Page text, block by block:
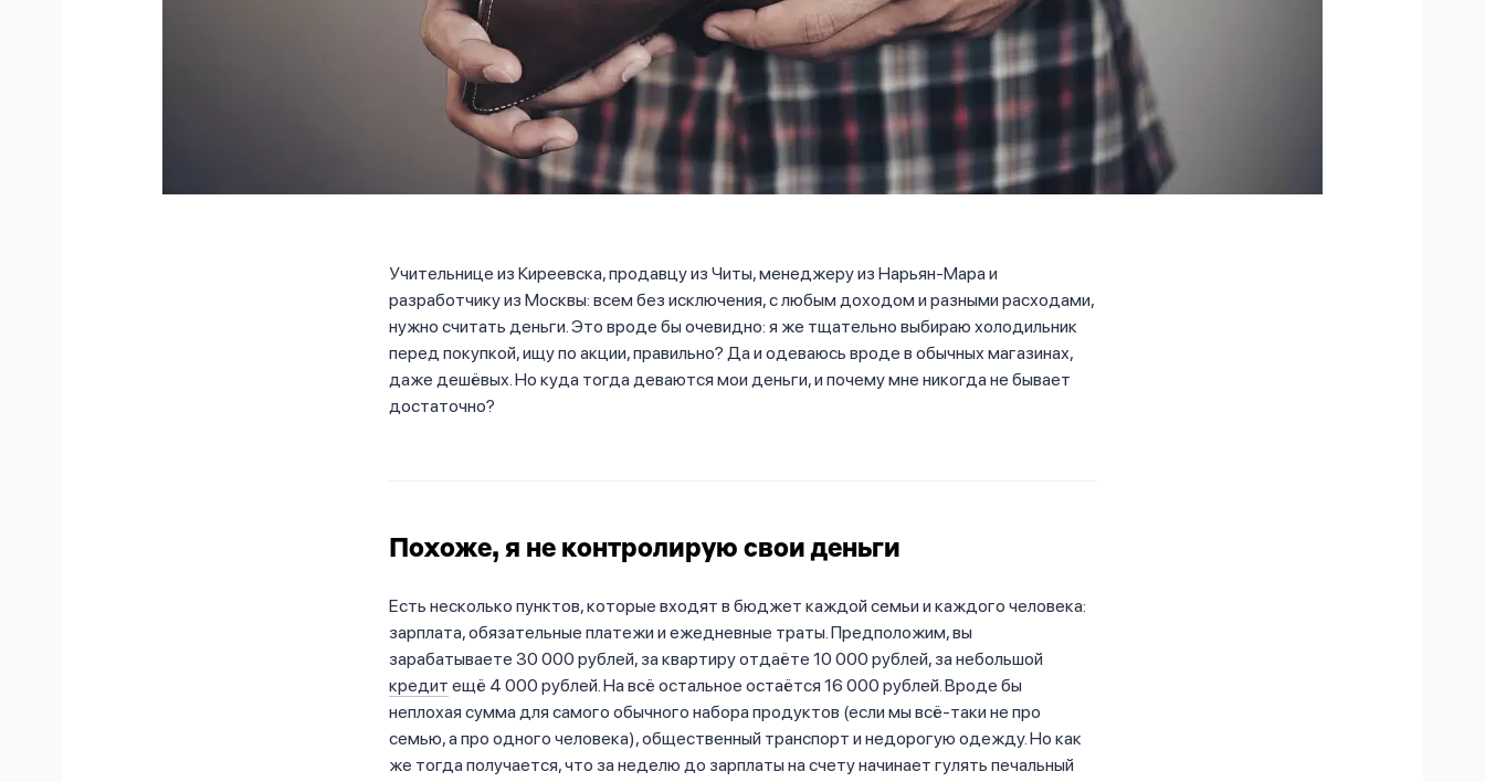
Учительнице из Киреевска, продавцу из Читы, менеджеру из Нарьян-Мара и
разработчику из Москвы: всем без исключения, с любым доходом и разными расходами,
нужно считать деньги. Это вроде бы очевидно: я же тщательно выбираю холодильник
перед покупкой, ищу по акции, правильно? Да и одеваюсь вроде в обычных магазинах,
даже дешёвых. Но куда тогда деваются мои деньги, и почему мне никогда не бывает
достаточно?
Похоже, я не контролирую свои деньги
Есть несколько пунктов, которые входят в бюджет каждой семьи и каждого человека:
зарплата, обязательные платежи и ежедневные траты. Предположим, вы
зарабатываете 30 000 рублей, за квартиру отдаёте 10 000 рублей, за небольшой
кредит ещё 4 000 рублей. На всё остальное остаётся 16 000 рублей. Вроде бы
неплохая сумма для самого обычного набора продуктов (если мы всё-таки не про
семью, а про одного человека), общественный транспорт и недорогую одежду. Но как
же тогда получается, что за неделю до зарплаты на счету начинает гулять печальный